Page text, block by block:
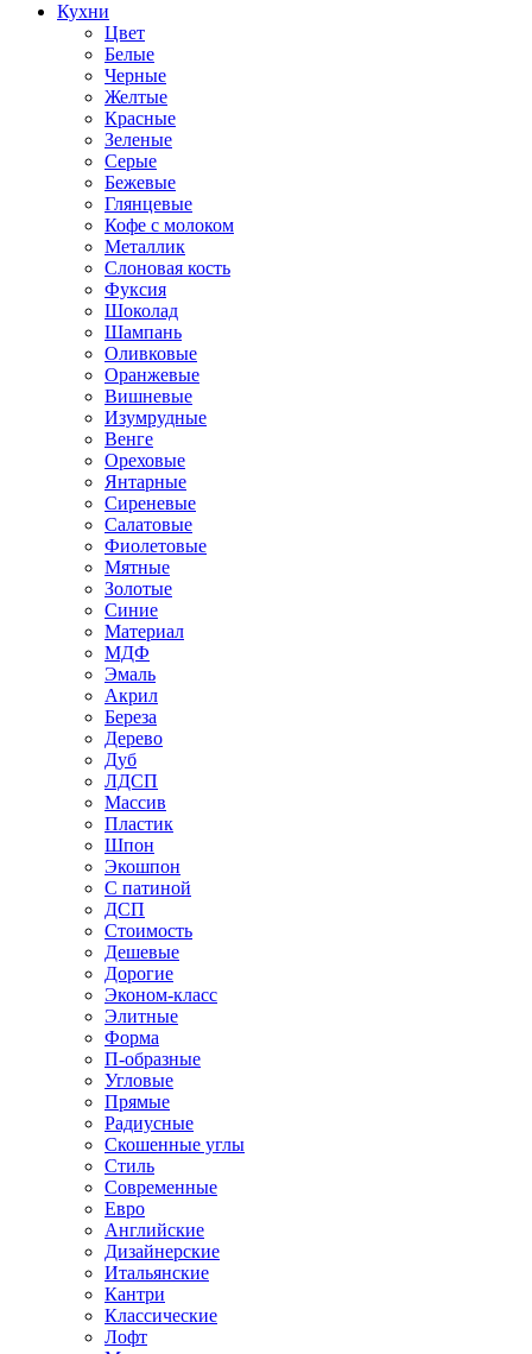
Кухни
Цвет
Белые
Черные
Желтые
Красные
Зеленые
Серые
Бежевые
Глянцевые
Кофе с молоком
Металлик
Слоновая кость
Фуксия
Шоколад
Шампань
Оливковые
Оранжевые
Вишневые
Изумрудные
Венге
Ореховые
Янтарные
Сиреневые
Салатовые
Фиолетовые
Мятные
Золотые
Синие
Материал
МДФ
Эмаль
Акрил
Береза
Дерево
Дуб
ЛДСП
Массив
Пластик
Шпон
Экошпон
С патиной
ДСП
Стоимость
Дешевые
Дорогие
Эконом-класс
Элитные
Форма
П-образные
Угловые
Прямые
Радиусные
Скошенные углы
Стиль
Современные
Евро
Английские
Дизайнерские
Итальянские
Кантри
Классические
Лофт